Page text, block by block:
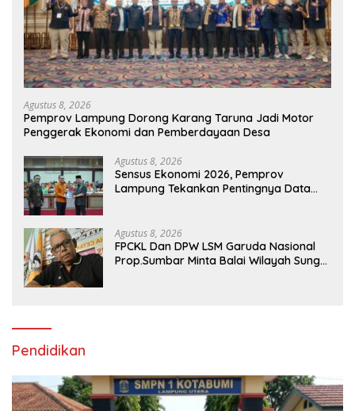
Agustus 8, 2026
Pemprov Lampung Dorong Karang Taruna Jadi Motor
Penggerak Ekonomi dan Pemberdayaan Desa
Agustus 8, 2026
Sensus Ekonomi 2026, Pemprov
Lampung Tekankan Pentingnya Data
Agustus 8, 2026
FPCKL Dan DPW LSM Garuda Nasional
Prop.Sumbar Minta Balai Wilayah Sungai
Pendidikan